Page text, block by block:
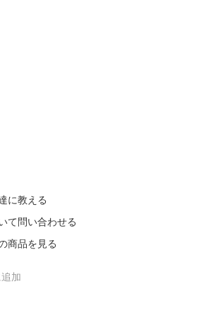
に教える
て問い合わせる
商品を見る
加